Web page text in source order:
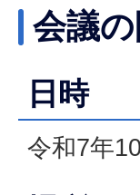
会議
日時
令和7年